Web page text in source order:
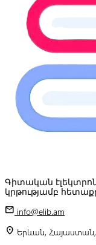
Գիտական
կրթությամբ
mail info@elib.am
location_on Երևան,